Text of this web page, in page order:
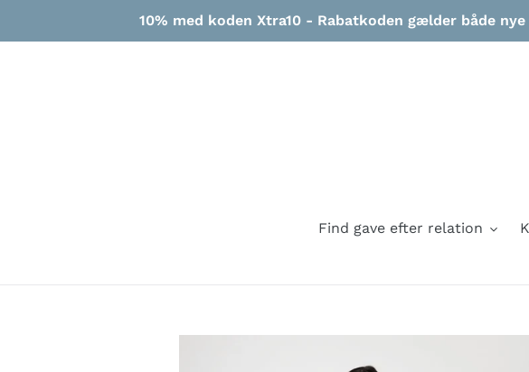
10% med koden Xtra10 - Rabatkoden gælder både
Find gave efter relation